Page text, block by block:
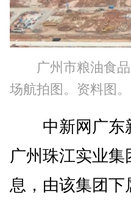
广州市粮油食
场航拍图。资料图
中新网广东
广州珠江实业
息，由该集团